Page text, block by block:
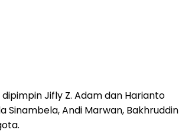
Jifly Z. Adam dan Harianto
Sinambela, Andi Marwan, Bakhruddin